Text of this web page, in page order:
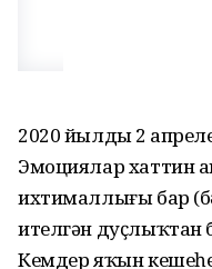
2020 йылдың 2
Эмоциялар хаттин
ихтималлығы бар
ителгән дуҫлыҡтан
Кемдер яҡын